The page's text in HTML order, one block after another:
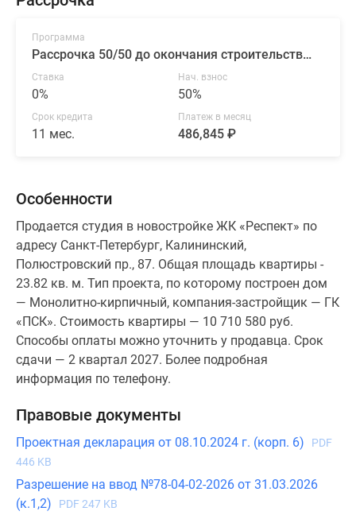
Программа
Рассрочка 50/50 до окончания строительства от ГК «ПСК»
Ставка
0%
Нач. взнос
50%
Срок кредита
11 мес.
Платеж в месяц
486,845 ₽
Особенности
Продается студия в новостройке ЖК «Респект» по
адресу Санкт-Петербург, Калининский,
Полюстровский пр., 87. Общая площадь квартиры -
23.82 кв. м. Тип проекта, по которому построен дом
— Монолитно-кирпичный, компания-застройщик — ГК
«ПСК». Стоимость квартиры — 10 710 580 руб.
Способы оплаты можно уточнить у продавца. Срок
сдачи — 2 квартал 2027. Более подробная
информация по телефону.
Правовые документы
Проектная декларация от 08.10.2024 г. (корп. 6)
PDF
446 KB
Разрешение на ввод №78-04-02-2026 от 31.03.2026
(к.1,2)
PDF 247 KB